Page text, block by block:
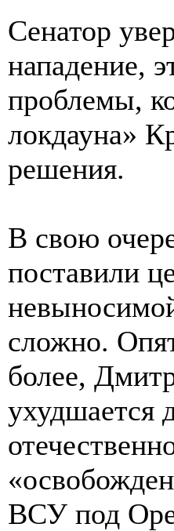
Сенатор
нападение,
проблемы,
локдауна»
решения.
В свою
поставили
сложно.
более,
ухудшается
ВСУ под